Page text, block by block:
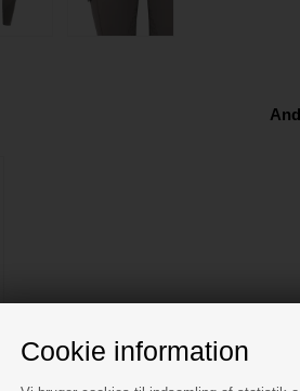
Cookie information